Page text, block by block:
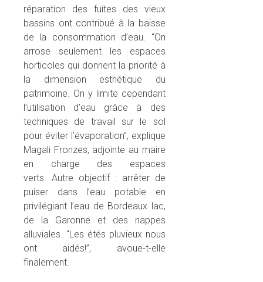
réparation des fuites des vieux
bassins ont contribué à la baisse
de la consommation d’eau. “On
arrose seulement les espaces
horticoles qui donnent la priorité à
la dimension esthétique du
patrimoine. On y limite cependant
l’utilisation d’eau grâce à des
techniques de travail sur le sol
pour éviter l’évaporation”, explique
Magali Fronzes, adjointe au maire
en charge des espaces
verts. Autre objectif : arrêter de
puiser dans l’eau potable en
privilégiant l’eau de Bordeaux lac,
de la Garonne et des nappes
alluviales. “Les étés pluvieux nous
ont aidés!”, avoue-t-elle
finalement.